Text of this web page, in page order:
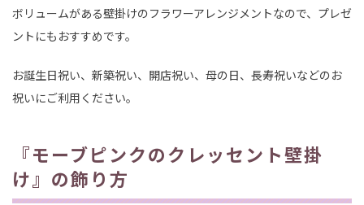
ボリュームがある壁掛けのフラワーアレンジメントなので、プレゼ
ントにもおすすめです。
お誕生日祝い、新築祝い、開店祝い、母の日、長寿祝いなどのお
祝いにご利用ください。
『モーブピンクのクレッセント壁掛
け』の飾り方